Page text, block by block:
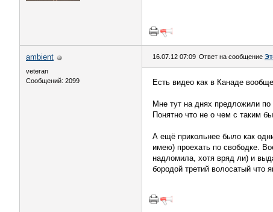
аmbient
veteran
Сообщений: 2099
16.07.12 07:09 Ответ на сообщение
Есть видео как в Канаде
Мне тут на днях предложили
Понятно что не о чем с таким
А ещё прикольнее было как
имею) проехать по свободке.
надломила, хотя вряд ли) и
бородой третий волосатый что